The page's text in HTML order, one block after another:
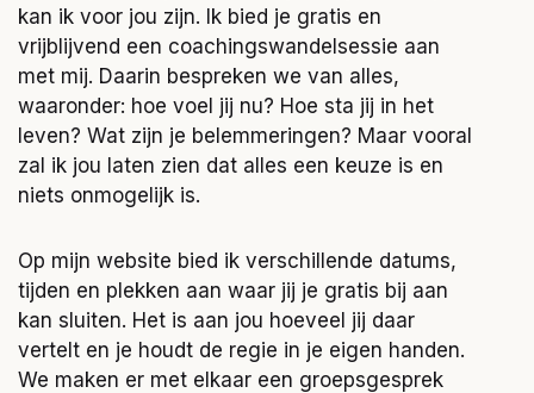
kan ik voor jou zijn. Ik bied je gratis en
vrijblijvend een coachingswandelsessie aan
met mij. Daarin bespreken we van alles,
waaronder: hoe voel jij nu? Hoe sta jij in het
leven? Wat zijn je belemmeringen? Maar vooral
zal ik jou laten zien dat alles een keuze is en
niets onmogelijk is.
Op mijn website bied ik verschillende datums,
tijden en plekken aan waar jij je gratis bij aan
kan sluiten. Het is aan jou hoeveel jij daar
vertelt en je houdt de regie in je eigen handen.
We maken er met elkaar een groepsgesprek